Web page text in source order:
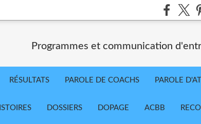
Programmes et communication
RÉSULTATS PAROLE DE COACHS PAROLE
DOSSIERS DOPAGE ACBB